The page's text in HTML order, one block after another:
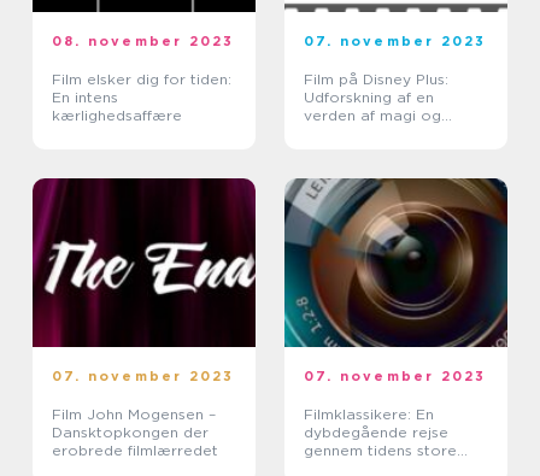
08. november 2023
Film elsker dig for tiden:
En intens
kærlighedsaffære
07. november 2023
Film på Disney Plus:
Udforskning af en
verden af magi og
07. november 2023
Film John Mogensen –
Dansktopkongen der
erobrede filmlærredet
07. november 2023
Filmklassikere: En
dybdegående rejse
gennem tidens store